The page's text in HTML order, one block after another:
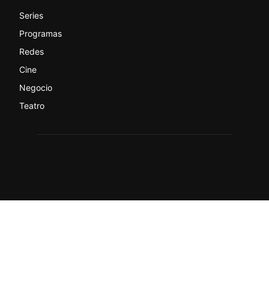
Series
Programas
Redes
Cine
Negocio
Teatro